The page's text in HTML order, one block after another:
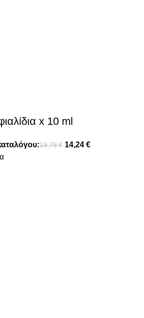
x 10 ml
19,79€ 14,24 €